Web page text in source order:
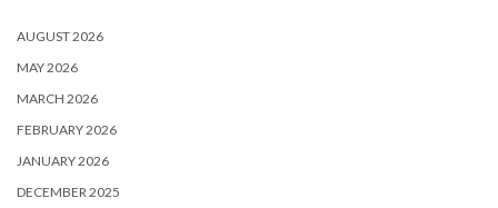
AUGUST 2026
MAY 2026
MARCH 2026
FEBRUARY 2026
JANUARY 2026
DECEMBER 2025